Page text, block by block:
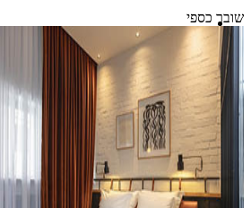
שובר כספי